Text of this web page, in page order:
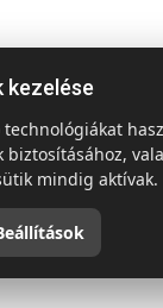
Termékek
kezelése
biztosításához,
mindig aktívak.